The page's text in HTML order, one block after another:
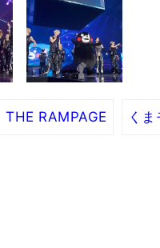
THE RAMPAGE くま